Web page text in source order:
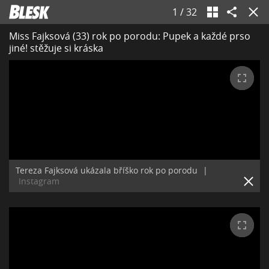
1 /32
Miss Fajksová (33) rok po porodu: Pupek a každé prso
jiné! stěžuje si kráska
Tereza Fajksová ukázala bříško rok po porodu
|
Instagram